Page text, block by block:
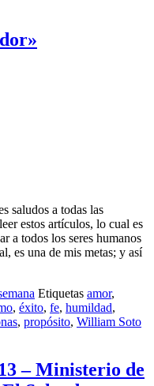
saludos a todas las
estos artículos, lo cual es
a todos los seres humanos
es una de mis metas; y así
Etiquetas amor,
, éxito, fe, humildad,
, propósito, William Soto
– Ministerio de